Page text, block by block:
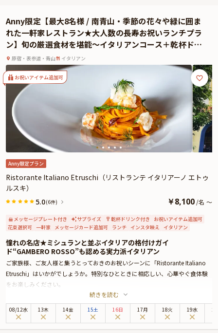
よくあるご質問
お問い合わせ
Anny限定【最大8名様 / 南青山・季節の花々や緑に囲ま
れた一軒家レストラン★大人数の長寿お祝いランチプラ
ン】旬の厳選食材を堪能〜イタリアンコース＋乾杯ドリ
ンク＋メッセージプレート★表参道駅徒歩3分
原宿・表参道・青山 イタリアン
お祝いアイテム追加可
Anny限定プラン
Ristorante Italiano Etruschi（リストランテ イタリアーノ エトゥ
ルスキ）
5.0(6件) ￥8,100 /名 ～
メッセージプレート付き サプライズ 乾杯ドリンク付き
お祝いアイテム追加可
花束選択可 一軒家 メッセージカード追加可 ランチ インスタ映え イタリアン
憧れの名店★ミシュランと並ぶイタリアの格付けガイ
ド“GAMBERO ROSSO”も認める実力派イタリアン
ご家族様、ご友人様と集うとっておきのお祝いシーンに「Ristorante Italiano
Etruschi」はいかがでしょうか。特別なひとときに相応しい、心華やぐ食体験
をお楽しみください。
「Ristorante Italiano Etruschi」は、表参道駅徒歩3分、南青山の閑静なエリア
に佇む本格イタリア料理店。季節の花々や緑に囲まれた一軒家レストランは趣
があり、店内に一歩足を踏み入れると、そこには都会の喧騒から離れた優美な
続きを読む
08/12水 13木 14金 15土 16日 17月 18火 19水